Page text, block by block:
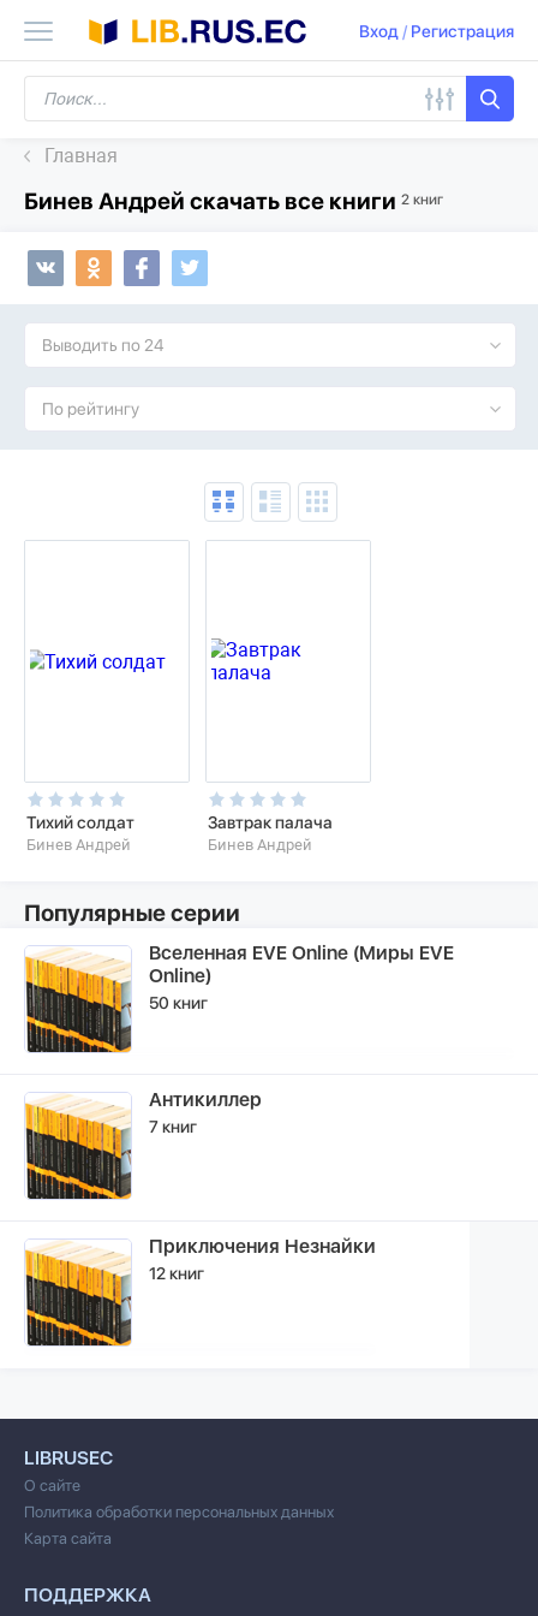
Вход/ Регистрация
Главная
Бинев Андрей скачать все книги 2 книг
Выводить по 24
По рейтингу
Тихий солдат
Бинев Андрей
Завтрак палача
Бинев Андрей
Популярные серии
Вселенная EVE Online (Миры EVE
Online)
50 книг
Антикиллер
7 книг
Приключения Незнайки
12 книг
LIBRUSEC
О сайте
Политика обработки персональных данных
Карта сайта
ПОДДЕРЖКА